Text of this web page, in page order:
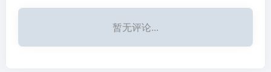
暂无评论...